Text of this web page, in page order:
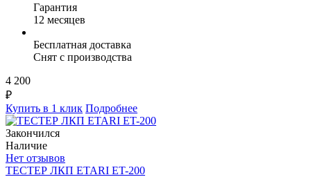
Гарантия
12 месяцев
Бесплатная доставка
Снят с производства
4 200
₽
Купить в 1 клик Подробнее
Закончился
Наличие
Нет отзывов
ТЕСТЕР ЛКП ETARI ET-200